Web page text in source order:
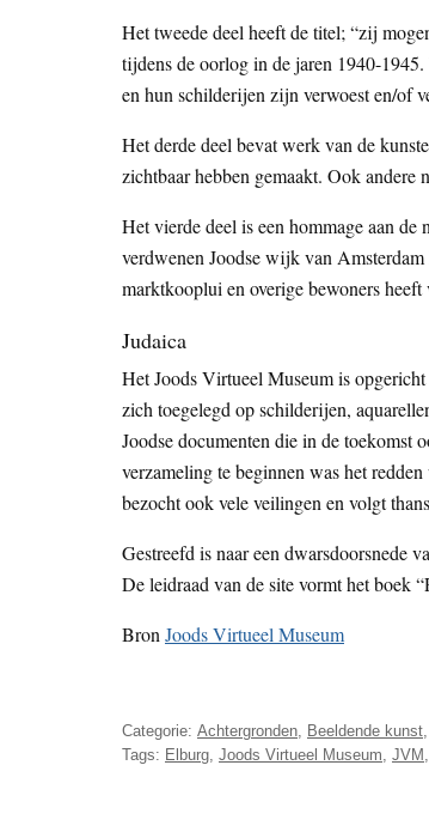
Het tweede deel heeft de titel; “zij
tijdens de oorlog in de jaren 1940-
en hun schilderijen zijn verwoest en/of
Het derde deel bevat werk van de
zichtbaar hebben gemaakt. Ook andere
Het vierde deel is een hommage aan
verdwenen Joodse wijk van
marktkooplui en overige bewoners heeft
Judaica
Het Joods Virtueel Museum is
zich toegelegd op schilderijen,
Joodse documenten die in de toekomst
verzameling te beginnen was het
bezocht ook vele veilingen en volgt
Gestreefd is naar een dwarsdoorsnede
De leidraad van de site vormt het boek
Bron Joods Virtueel Museum
Categorie: Achtergronden, Beeldende kunst,
Tags: Elburg, Joods Virtueel Museum, JVM ,